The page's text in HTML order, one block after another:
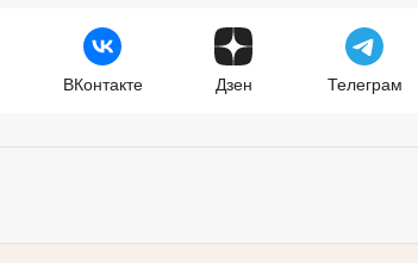
ВКонтакте Дзен Телеграм